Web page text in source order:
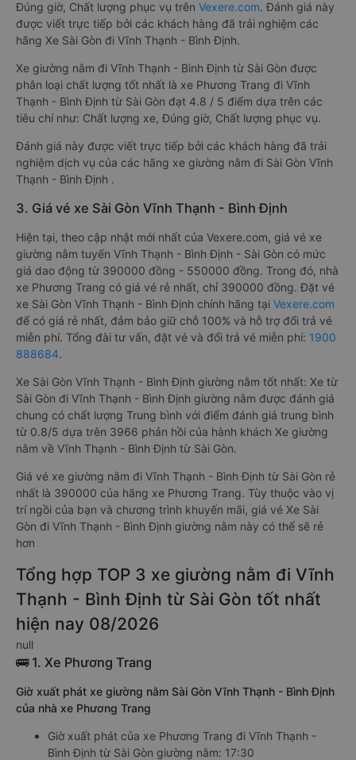
Đúng giờ, Chất lượng phục vụ trên Vexere.com. Đánh giá này
được viết trực tiếp bởi các khách hàng đã trải nghiệm các
hãng Xe Sài Gòn đi Vĩnh Thạnh - Bình Định.
Xe giường nằm đi Vĩnh Thạnh - Bình Định từ Sài Gòn được
phân loại chất lượng tốt nhất là xe Phương Trang đi Vĩnh
Thạnh - Bình Định từ Sài Gòn đạt 4.8 / 5 điểm dựa trên các
tiêu chí như: Chất lượng xe, Đúng giờ, Chất lượng phục vụ.
Đánh giá này được viết trực tiếp bởi các khách hàng đã trải
nghiệm dịch vụ của các hãng xe giường nằm đi Sài Gòn Vĩnh
Thạnh - Bình Định .
3. Giá vé xe Sài Gòn Vĩnh Thạnh - Bình Định
Hiện tại, theo cập nhật mới nhất của Vexere.com, giá vé xe
giường nằm tuyến Vĩnh Thạnh - Bình Định - Sài Gòn có mức
giá dao động từ 390000 đồng - 550000 đồng. Trong đó, nhà
xe Phương Trang có giá vé rẻ nhất, chỉ 390000 đồng. Đặt vé
xe Sài Gòn Vĩnh Thạnh - Bình Định chính hãng tại Vexere.com
để có giá rẻ nhất, đảm bảo giữ chỗ 100% và hỗ trợ đổi trả vé
miễn phí. Tổng đài tư vấn, đặt vé và đổi trả vé miễn phí: 1900
888684.
Xe Sài Gòn Vĩnh Thạnh - Bình Định giường nằm tốt nhất: Xe từ
Sài Gòn đi Vĩnh Thạnh - Bình Định giường nằm được đánh giá
chung có chất lượng Trung bình với điểm đánh giá trung bình
từ 0.8/5 dựa trên 3966 phản hồi của hành khách Xe giường
nằm về Vĩnh Thạnh - Bình Định từ Sài Gòn.
Giá vé xe giường nằm đi Vĩnh Thạnh - Bình Định từ Sài Gòn rẻ
nhất là 390000 của hãng xe Phương Trang. Tùy thuộc vào vị
trí ngồi của bạn và chương trình khuyến mãi, giá vé Xe Sài
Gòn đi Vĩnh Thạnh - Bình Định giường nằm này có thể sẽ rẻ
hơn
Tổng hợp TOP 3 xe giường nằm đi Vĩnh
Thạnh - Bình Định từ Sài Gòn tốt nhất
hiện nay 08/2026
null
🚌 1. Xe Phương Trang
Giờ xuất phát xe giường nằm Sài Gòn Vĩnh Thạnh - Bình Định
của nhà xe Phương Trang
Giờ xuất phát của xe Phương Trang đi Vĩnh Thạnh -
Bình Định từ Sài Gòn giường nằm: 17:30